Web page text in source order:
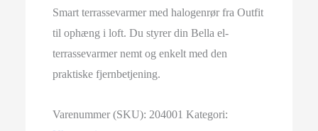
Smart terrassevarmer med halogenrør fra Outfit
til ophæng i loft. Du styrer din Bella el-
terrassevarmer nemt og enkelt med den
praktiske fjernbetjening.
Varenummer (SKU):204001 Kategori: